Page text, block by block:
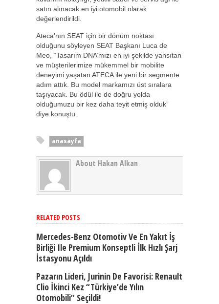
satın alınacak en iyi otomobil olarak
değerlendirildi.
Ateca’nın SEAT için bir dönüm noktası
olduğunu söyleyen SEAT Başkanı Luca de
Meo, “Tasarım DNA’mızı en iyi şekilde yansıtan
ve müşterilerimize mükemmel bir mobilite
deneyimi yaşatan ATECA ile yeni bir segmente
adım attık. Bu model markamızı üst sıralara
taşıyacak. Bu ödül ile de doğru yolda
olduğumuzu bir kez daha teyit etmiş olduk”
diye konuştu.
anasayfa
About Hakan Alkan
RELATED POSTS
Mercedes-Benz Otomotiv Ve En Yakıt İş
Birliği Ile Premium Konseptli İlk Hızlı Şarj
İstasyonu Açıldı
Pazarın Lideri, Jurinin De Favorisi: Renault
Clio İkinci Kez “Türkiye’de Yılın
Otomobili” Seçildi!